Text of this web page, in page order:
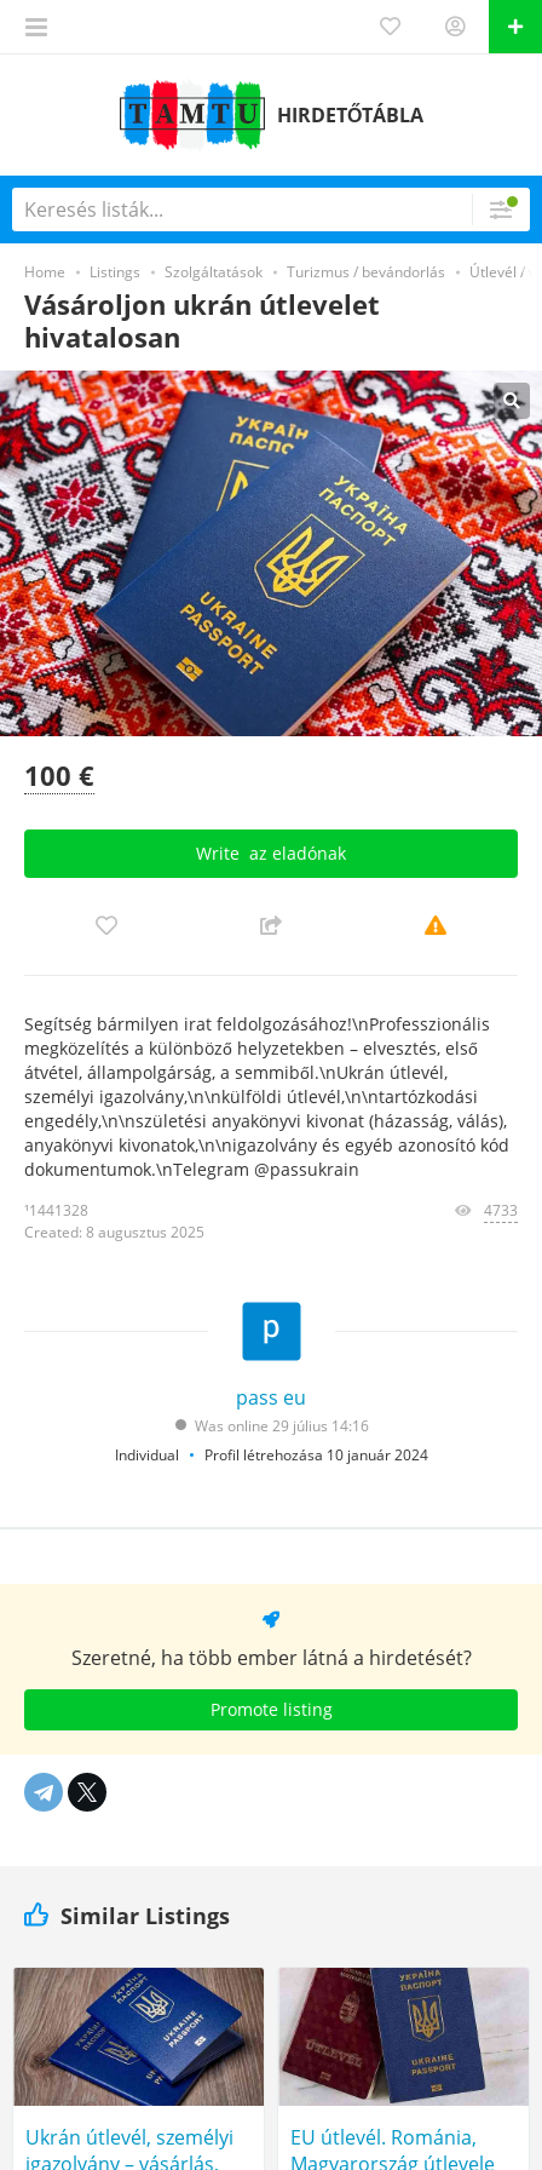
HIRDETŐTÁBLA
Home Listings Szolgáltatások Turizmus / bevándorlás Útlevél /
Vásároljon ukrán útlevelet
hivatalosan
100 €
Write az eladónak
Segítség bármilyen irat feldolgozásához!\nProfesszionális
megközelítés a különböző helyzetekben – elvesztés, első
átvétel, állampolgárság, a semmiből.\nUkrán útlevél,
személyi igazolvány,\n\nkülföldi útlevél,\n\ntartózkodási
engedély,\n\nszületési anyakönyvi kivonat (házasság, válás),
anyakönyvi kivonatok,\n\nigazolvány és egyéb azonosító kód
dokumentumok.\nTelegram @passukrain
¹1441328
Created: 8 augusztus 2025
4733
pass eu
Was online 29 július 14:16
Individual
Profil létrehozása 10 január 2024
Szeretné, ha több ember látná a hirdetését?
Promote listing
Similar Listings
Ukrán útlevél, személyi
igazolvány – vásárlás,
EU útlevél. Románia,
Magyarország útlevele